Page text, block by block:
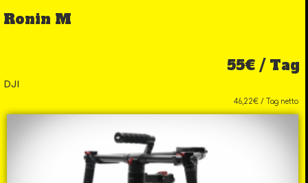
Ronin M
55€ / Tag
DJI
46,22€ / Tag netto